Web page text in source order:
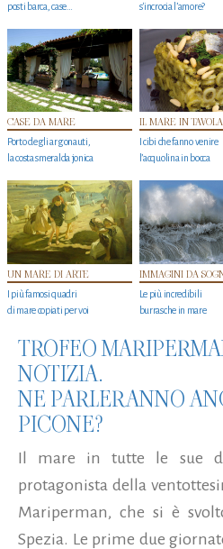
posti barca, case…
s'incrocia l’amore?
CASE DA MARE
Porto degli argonauti,
la costa smeralda jonica
IL MARE IN TAVOLA
I cibi che fanno venire
l’acquolina in bocca
UN MARE DI ARTE
I più famosi quadri
di mare copiati per voi
IMMAGINI DA
Le più incredibili
burrasche in mare
TROFEO
NOTIZIA.
NE PARLERANNO
PICONE?
Il mare in tutte le sue
protagonista della
Mariperman, che si è
Spezia. Le prime due